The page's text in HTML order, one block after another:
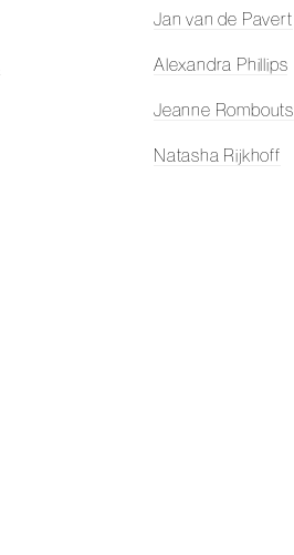
Jan van de Pavert
Alexandra Phillips
Jeanne Rombouts
Natasha Rijkhoff